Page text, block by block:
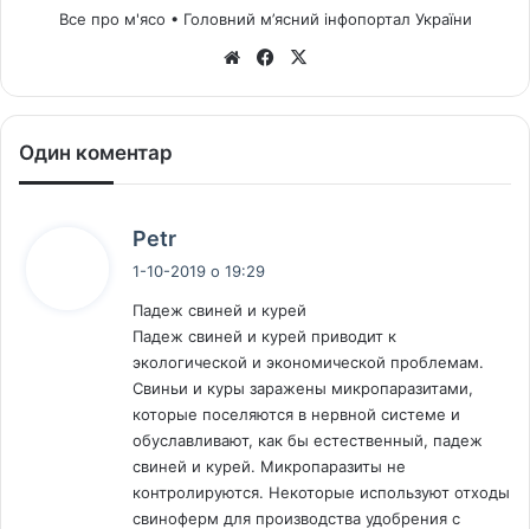
Все про м'ясо • Головний м’ясний інфопортал України
We
te
Fa
bo
Один коментар
Petr
з
а
в
:
1-10-2019 о 19:29
Падеж свиней и курей
Падеж свиней и курей приводит к
экологической и экономической проблемам.
Свиньи и куры заражены микропаразитами,
которые поселяются в нервной системе и
обуславливают, как бы естественный, падеж
свиней и курей. Микропаразиты не
контролируются. Некоторые используют отходы
свиноферм для производства удобрения с